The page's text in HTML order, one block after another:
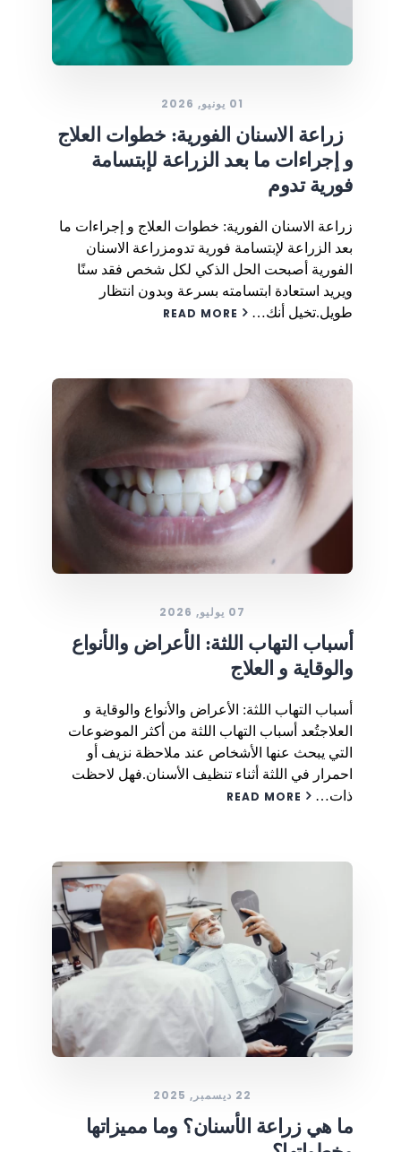
01 يونيو, 2026
زراعة الاسنان الفورية: خطوات العلاج
و إجراءات ما بعد الزراعة لإبتسامة
فورية تدوم
زراعة الاسنان الفورية: خطوات العلاج و إجراءات ما
بعد الزراعة لإبتسامة فورية تدومزراعة الاسنان
الفورية أصبحت الحل الذكي لكل شخص فقد سنًا
ويريد استعادة ابتسامته بسرعة وبدون انتظار
طويل.تخيل أنك…
READ MORE
07 يوليو, 2026
أسباب التهاب اللثة: الأعراض والأنواع
والوقاية و العلاج
أسباب التهاب اللثة: الأعراض والأنواع والوقاية و
العلاجتُعد أسباب التهاب اللثة من أكثر الموضوعات
التي يبحث عنها الأشخاص عند ملاحظة نزيف أو
احمرار في اللثة أثناء تنظيف الأسنان.فهل لاحظت
ذات…
READ MORE
22 ديسمبر, 2025
ما هي زراعة الأسنان؟ وما مميزاتها